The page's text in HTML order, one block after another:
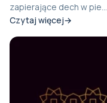
zapierające dech w pie...
Czytaj więcej